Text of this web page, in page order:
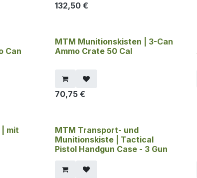
132,50€
Can
MTM Munitionskisten | 3-Can
Ammo Crate 50 Cal
70,75€
| mit
MTM Transport- und
Munitionskiste | Tactical
Pistol Handgun Case - 3 Gun